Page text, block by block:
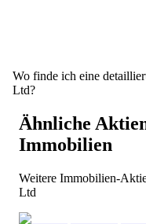
Wo finde ich eine
Ltd?
Ähnliche
Immobilien
Weitere Immobilien-
Ltd